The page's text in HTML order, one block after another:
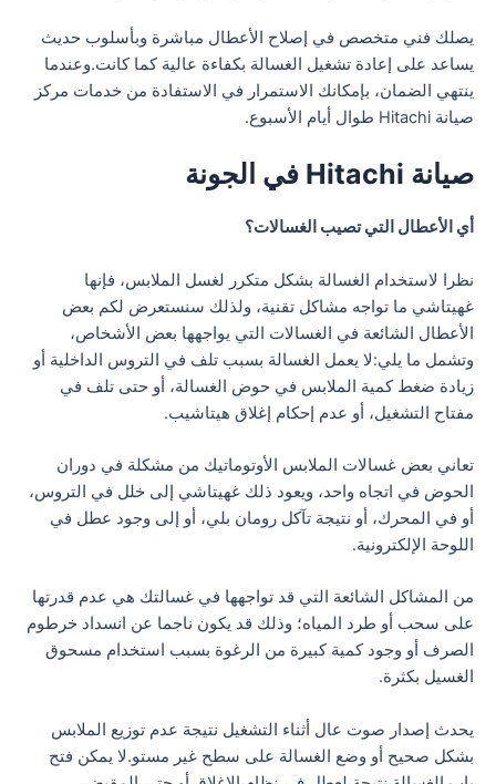
يصلك فني متخصص في إصلاح الأعطال مباشرة وبأسلوب حديث
يساعد على إعادة تشغيل الغسالة بكفاءة عالية كما كانت.وعندما
ينتهي الضمان، بإمكانك الاستمرار في الاستفادة من خدمات مركز
صيانة Hitachi طوال أيام الأسبوع.
صيانة Hitachi في الجونة
أي الأعطال التي تصيب الغسالات؟
نظرا لاستخدام الغسالة بشكل متكرر لغسل الملابس، فإنها
غهيتاشي ما تواجه مشاكل تقنية، ولذلك سنستعرض لكم بعض
الأعطال الشائعة في الغسالات التي يواجهها بعض الأشخاص،
وتشمل ما يلي:لا يعمل الغسالة بسبب تلف في التروس الداخلية أو
زيادة ضغط كمية الملابس في حوض الغسالة، أو حتى تلف في
مفتاح التشغيل، أو عدم إحكام إغلاق هيتاشيب.
تعاني بعض غسالات الملابس الأوتوماتيك من مشكلة في دوران
الحوض في اتجاه واحد، ويعود ذلك غهيتاشي إلى خلل في التروس،
أو في المحرك، أو نتيجة تآكل رومان بلي، أو إلى وجود عطل في
اللوحة الإلكترونية.
من المشاكل الشائعة التي قد تواجهها في غسالتك هي عدم قدرتها
على سحب أو طرد المياه؛ وذلك قد يكون ناجما عن انسداد خرطوم
الصرف أو وجود كمية كبيرة من الرغوة بسبب استخدام مسحوق
الغسيل بكثرة.
يحدث إصدار صوت عال أثناء التشغيل نتيجة عدم توزيع الملابس
بشكل صحيح أو وضع الغسالة على سطح غير مستو.لا يمكن فتح